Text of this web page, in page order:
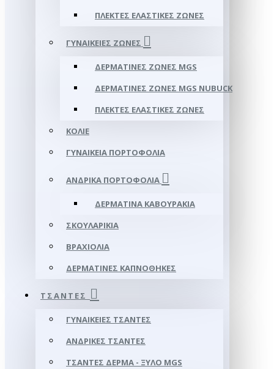
ΠΛΕΚΤΈΣ ΕΛΑΣΤΙΚΈΣ ΖΏΝΕΣ
ΓΥΝΑΙΚΕΊΕΣ ΖΏΝΕΣ
ΔΕΡΜΆΤΙΝΕΣ ΖΏΝΕΣ MGS
ΔΕΡΜΆΤΙΝΕΣ ΖΏΝΕΣ MGS NUBUCK
ΠΛΕΚΤΈΣ ΕΛΑΣΤΙΚΈΣ ΖΏΝΕΣ
ΚΟΛΙΈ
ΓΥΝΑΙΚΕΊΑ ΠΟΡΤΟΦΌΛΙΑ
ΑΝΔΡΙΚΆ ΠΟΡΤΟΦΌΛΙΑ
ΔΕΡΜΆΤΙΝΑ ΚΑΒΟΥΡΆΚΙΑ
ΣΚΟΥΛΑΡΊΚΙΑ
ΒΡΑΧΙΌΛΙΑ
ΔΕΡΜΆΤΙΝΕΣ ΚΑΠΝΟΘΉΚΕΣ
ΤΣΆΝΤΕΣ
ΓΥΝΑΙΚΕΊΕΣ ΤΣΆΝΤΕΣ
ΑΝΔΡΙΚΈΣ ΤΣΆΝΤΕΣ
ΤΣΆΝΤΕΣ ΔΈΡΜΑ - ΞΎΛΟ MGS